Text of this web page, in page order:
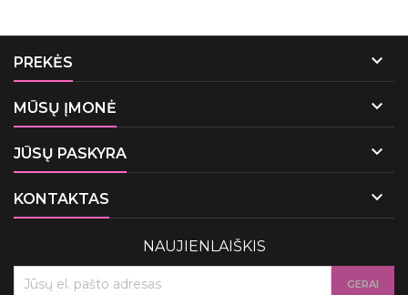
PREKĖS 
MŪSŲ ĮMONĖ 
JŪSŲ PASKYRA 
KONTAKTAS 
NAUJIENLAIŠKIS